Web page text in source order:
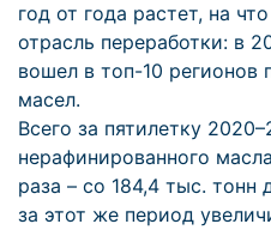
год от года растет, на
отрасль переработки: в
вошел в топ-10 регионов
масел.
Всего за пятилетку
нерафинированного
раза – со 184,4 тыс. тонн
за этот же период